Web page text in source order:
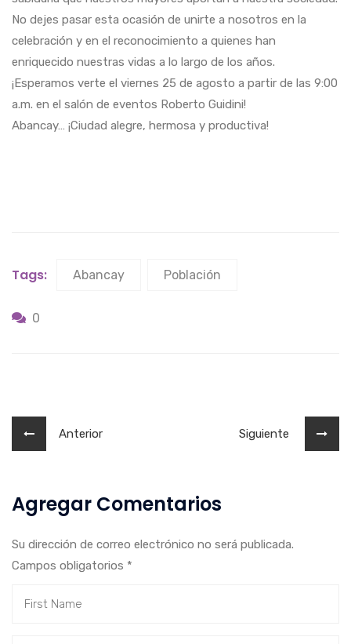
No dejes pasar esta ocasión de unirte a nosotros en la
celebración y en el reconocimiento a quienes han
enriquecido nuestras vidas a lo largo de los años.
¡Esperamos verte el viernes 25 de agosto a partir de las 9:00
a.m. en el salón de eventos Roberto Guidini!
Abancay… ¡Ciudad alegre, hermosa y productiva!
Tags: Abancay Población
0
Anterior Siguiente
Agregar Comentarios
Su dirección de correo electrónico no será publicada.
Campos obligatorios *